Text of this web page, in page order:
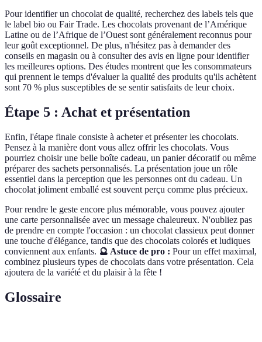
Pour identifier un chocolat de qualité, recherchez des labels tels que
le label bio ou Fair Trade. Les chocolats provenant de l’Amérique
Latine ou de l’Afrique de l’Ouest sont généralement reconnus pour
leur goût exceptionnel. De plus, n'hésitez pas à demander des
conseils en magasin ou à consulter des avis en ligne pour identifier
les meilleures options. Des études montrent que les consommateurs
qui prennent le temps d'évaluer la qualité des produits qu'ils achètent
sont 70 % plus susceptibles de se sentir satisfaits de leur choix.
Étape 5 : Achat et présentation
Enfin, l'étape finale consiste à acheter et présenter les chocolats.
Pensez à la manière dont vous allez offrir les chocolats. Vous
pourriez choisir une belle boîte cadeau, un panier décoratif ou même
préparer des sachets personnalisés. La présentation joue un rôle
essentiel dans la perception que les personnes ont du cadeau. Un
chocolat joliment emballé est souvent perçu comme plus précieux.
Pour rendre le geste encore plus mémorable, vous pouvez ajouter
une carte personnalisée avec un message chaleureux. N'oubliez pas
de prendre en compte l'occasion : un chocolat classieux peut donner
une touche d'élégance, tandis que des chocolats colorés et ludiques
conviennent aux enfants. 🔮 Astuce de pro : Pour un effet maximal,
combinez plusieurs types de chocolats dans votre présentation. Cela
ajoutera de la variété et du plaisir à la fête !
Glossaire